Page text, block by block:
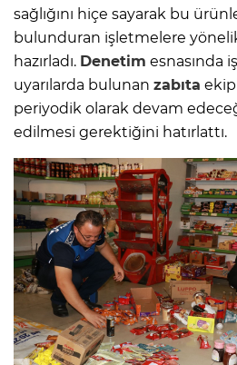
sağlığını hiçe sayarak bu
bulunduran işletmelere
hazırladı. Denetim esnasında
uyarılarda bulunan zabıta
periyodik olarak devam
edilmesi gerektiğini hatırlattı.